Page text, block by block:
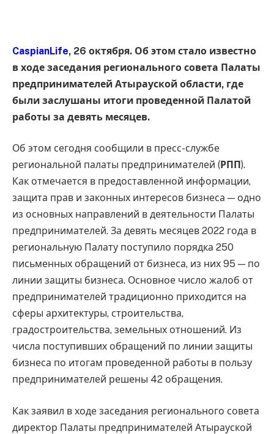
CaspianLife, 26 октября. Об этом стало известно
в ходе заседания регионального совета Палаты
предпринимателей Атырауской области, где
были заслушаны итоги проведенной Палатой
работы за девять месяцев.
Об этом сегодня сообщили в пресс-службе
региональной палаты предпринимателей (РПП ).
Как отмечается в предоставленной информации,
защита прав и законных интересов бизнеса — одно
из основных направлений в деятельности Палаты
предпринимателей. За девять месяцев 2022 года в
региональную Палату поступило порядка 250
письменных обращений от бизнеса, из них 95 — по
линии защиты бизнеса. Основное число жалоб от
предпринимателей традиционно приходится на
сферы архитектуры, строительства,
градостроительства, земельных отношений. Из
числа поступивших обращений по линии защиты
бизнеса по итогам проведенной работы в пользу
предпринимателей решены 42 обращения.
Как заявил в ходе заседания регионального совета
директор Палаты предпринимателей Атырауской